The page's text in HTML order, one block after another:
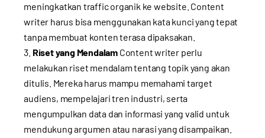
meningkatkan traffic organik ke website. Content
writer harus bisa menggunakan kata kunci yang tepat
tanpa membuat konten terasa dipaksakan.
Riset yang MendalamContent writer perlu
melakukan riset mendalam tentang topik yang akan
ditulis. Mereka harus mampu memahami target
audiens, mempelajari tren industri, serta
mengumpulkan data dan informasi yang valid untuk
mendukung argumen atau narasi yang disampaikan.